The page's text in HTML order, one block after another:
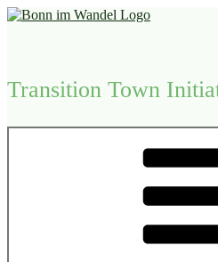
Zum
Transition Town